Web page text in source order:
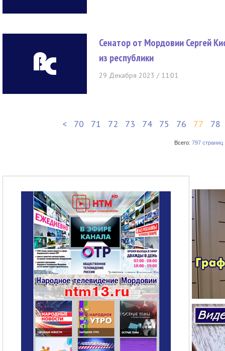
Сенатор от Мордовии Сергей
из республики
29 Декабря 2023 / 11:01
< 70 71 72 73 74 75 76 77 78
Всего: 797 страниц